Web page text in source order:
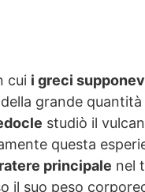
cui i greci
grande
studiò il
questa
principale nel
il suo peso